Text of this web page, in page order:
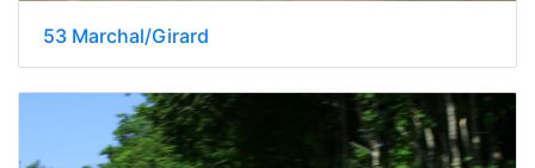
53 Marchal/Girard